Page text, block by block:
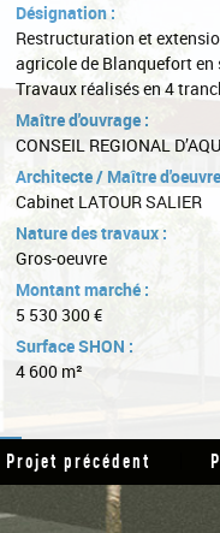
Désignation :
Restructuration et
agricole de Blanquefort en
Travaux réalisés en 4
Maître d'ouvrage :
CONSEIL REGIONAL
Architecte / Maître
Cabinet LATOUR SALIER
Nature des travaux :
Gros-oeuvre
Montant marché :
5 530 300 €
Surface SHON :
4 600 m²
Projet précédent